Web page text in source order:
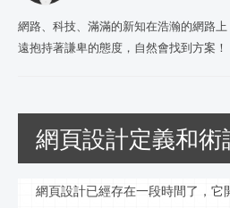
網路、科技、滿滿的新知在浩瀚的網路
遠抱持著謙卑的態度，自然會找到方案！
網頁設計定義和術
網頁設計已經存在一段時間了，它